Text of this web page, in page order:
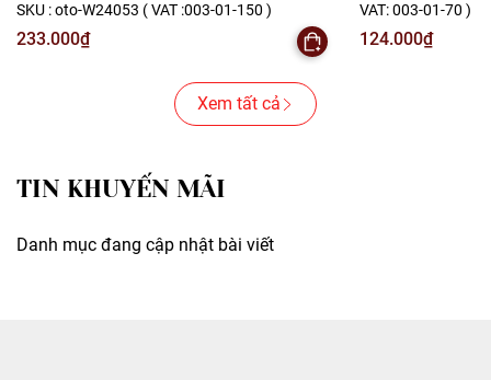
SKU : oto-W24053 ( VAT :003-01-150 )
233.000₫
VAT: 003-01-70 )
124.000₫
Xem tất cả
TIN KHUYẾN MÃI
Danh mục đang cập nhật bài viết